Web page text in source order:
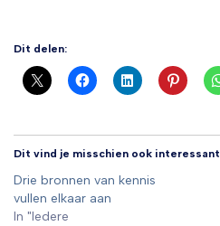
Dit delen:
Dit vind je misschien ook interessant
Drie bronnen van kennis
vullen elkaar aan
In "Iedere